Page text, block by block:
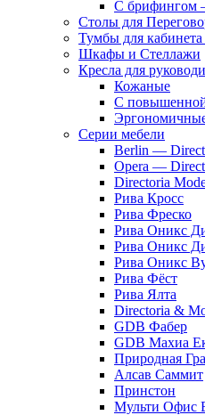
C брифингом
Столы для
Тумбы для кабинета
Шкафы и Стеллажи
Кресла для
Кожаные
С повышенной
Серии мебели
Berlin —
Opera —
Directoria
Рива Кросс
Рива Фреско
Рива Оникс
Рива Оникс
Рива Оникс
Рива Фёст
Рива Ялта
Directoria &
GDB Фабер
GDB Махиа
Природная
Алсав Саммит
Принстон
Мульти Офис